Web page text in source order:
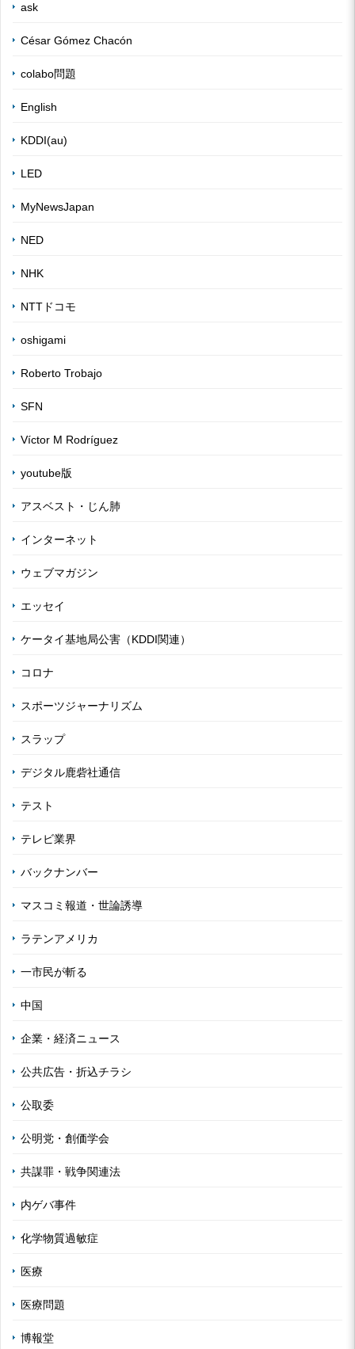
ask
César Gómez Chacón
colabo問題
English
KDDI(au)
LED
MyNewsJapan
NED
NHK
NTTドコモ
oshigami
Roberto Trobajo
SFN
Víctor M Rodríguez
youtube版
アスベスト・じん肺
インターネット
ウェブマガジン
エッセイ
ケータイ基地局公害（KDDI関連）
コロナ
スポーツジャーナリズム
スラップ
デジタル鹿砦社通信
テスト
テレビ業界
バックナンバー
マスコミ報道・世論誘導
ラテンアメリカ
一市民が斬る
中国
企業・経済ニュース
公共広告・折込チラシ
公取委
公明党・創価学会
共謀罪・戦争関連法
内ゲバ事件
化学物質過敏症
医療
医療問題
博報堂